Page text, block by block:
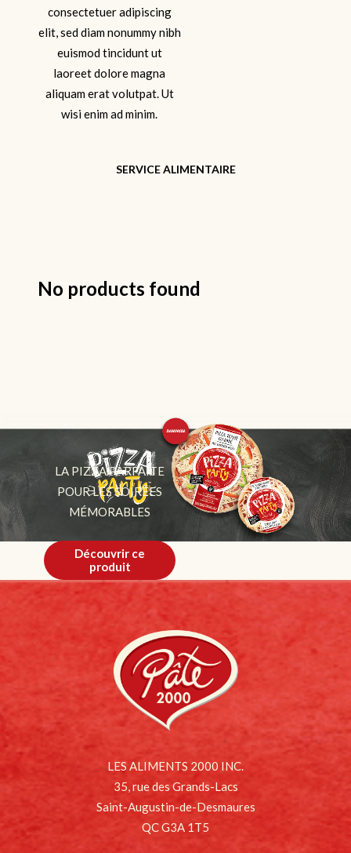
consectetuer adipiscing
elit, sed diam nonummy nibh
euismod tincidunt ut
laoreet dolore magna
aliquam erat volutpat. Ut
wisi enim ad minim.
SERVICE ALIMENTAIRE
No products found
LA PIZZA PARFAITE
POUR LES SOIRÉES
MÉMORABLES
Découvrir ce
produit
LES ALIMENTS 2000 INC.
35, rue des Grands-Lacs
Saint-Augustin-de-Desmaures
QC G3A 1T5